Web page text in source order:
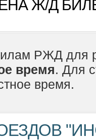
Ж/Д
РЖД для
время. Для
время.